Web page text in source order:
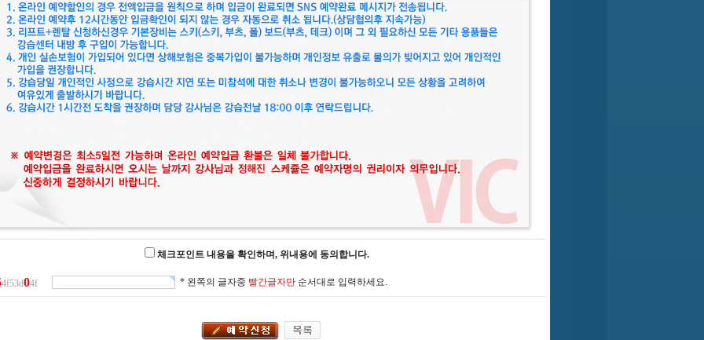
체크포인트 내용을 확인하며, 위내용에 동의합니다.
4f53d04f * 왼쪽의 글자중 빨간글자만순서대로 입력하세요.